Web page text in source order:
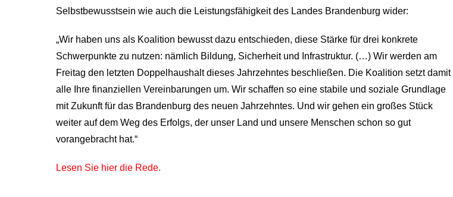
Selbstbewusstsein wie auch die Leistungsfähigkeit des Landes Brandenburg wider:
„Wir haben uns als Koalition bewusst dazu entschieden, diese Stärke für drei konkrete
Schwerpunkte zu nutzen: nämlich Bildung, Sicherheit und Infrastruktur. (…) Wir werden am
Freitag den letzten Doppelhaushalt dieses Jahrzehntes beschließen. Die Koalition setzt damit
alle Ihre finanziellen Vereinbarungen um. Wir schaffen so eine stabile und soziale Grundlage
mit Zukunft für das Brandenburg des neuen Jahrzehntes. Und wir gehen ein großes Stück
weiter auf dem Weg des Erfolgs, der unser Land und unsere Menschen schon so gut
vorangebracht hat.“
Lesen Sie hier die Rede.